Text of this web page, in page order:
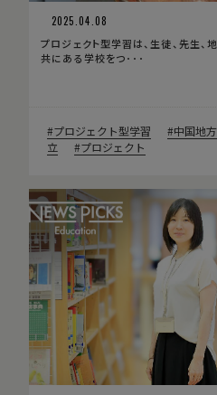
2025.04.08
プロジェクト型学習は、生徒、先生、
共にある学校をつ･･･
プロジェクト型学習 中国地方
立
プロジェクト